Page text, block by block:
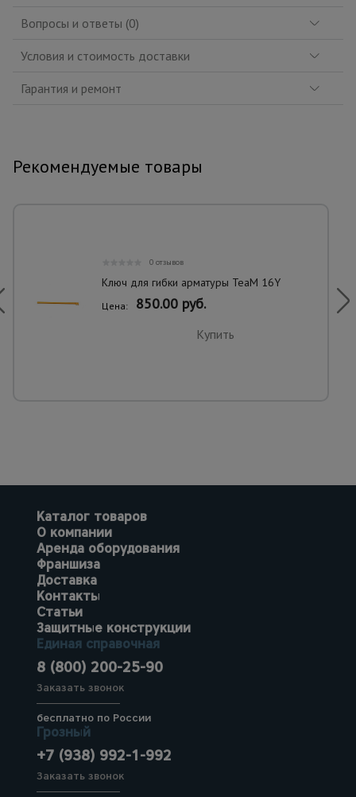
Вопросы и ответы (0)
Условия и стоимость доставки
Гарантия и ремонт
Рекомендуемые товары
0 отзывов
Ключ для гибки арматуры TeaM 16Y
Цена: 850.00 руб.
Купить
Каталог товаров
О компании
Аренда оборудования
Франшиза
Доставка
Контакты
Статьи
Защитные конструкции
Единая справочная
8 (800) 200-25-90
Заказать звонок
бесплатно по России
Грозный
+7 (938) 992-1-992
Заказать звонок